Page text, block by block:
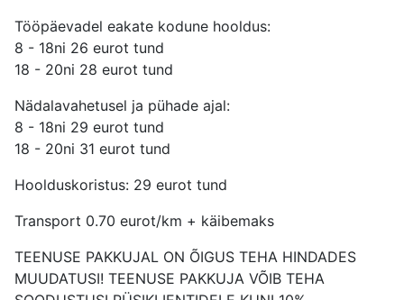
Tööpäevadel eakate kodune hooldus:
8 - 18ni 26 eurot tund
18 - 20ni 28 eurot tund
Nädalavahetusel ja pühade ajal:
8 - 18ni 29 eurot tund
18 - 20ni 31 eurot tund
Hoolduskoristus: 29 eurot tund
Transport 0.70 eurot/km + käibemaks
TEENUSE PAKKUJAL ON ÕIGUS TEHA HINDADES
MUUDATUSI! TEENUSE PAKKUJA VÕIB TEHA